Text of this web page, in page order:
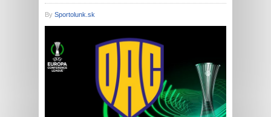
By Sportolunk.sk